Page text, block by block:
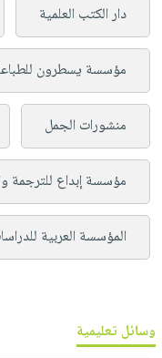
دار الكتب العلمية
مؤسسة يسطرون
منشورات الجمل
مؤسسة إبداع للترجمة
المؤسسة العربية
وسائل تعليمية